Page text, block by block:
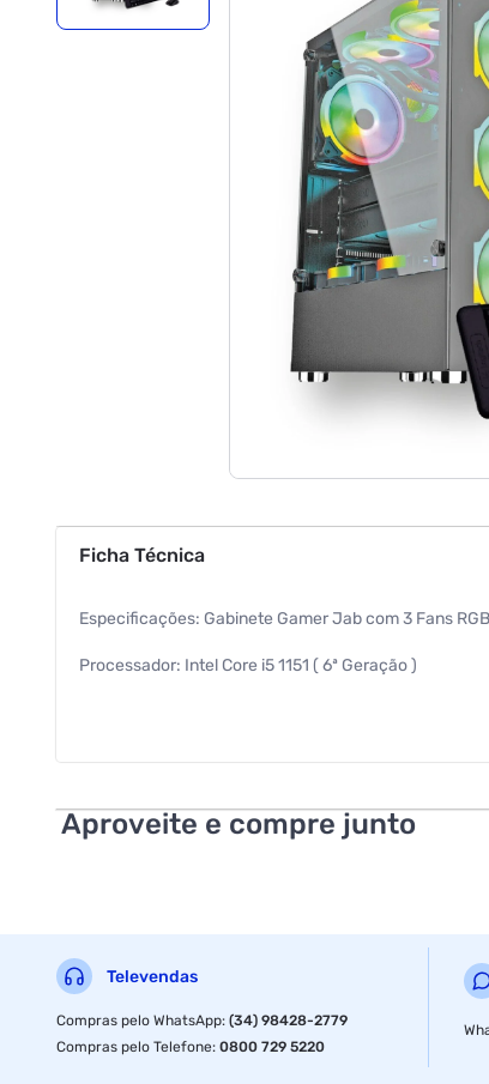
Ficha Técnica
Especificações: Gabinete Gamer Jab com 3 Fans
Processador: Intel Core i5 1151 ( 6ª Geração )
SSD: 240GB
Especificações
Anatel
Aproveite e compre junto
Televendas
Compras pelo WhatsApp:(34) 98428-2779
Compras pelo Telefone:0800 729 5220